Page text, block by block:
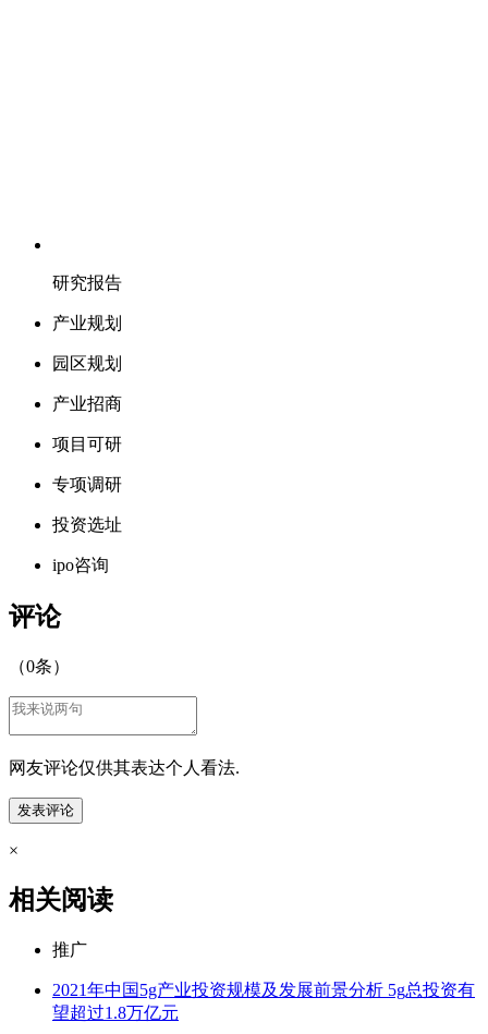
研究报告
产业规划
园区规划
产业招商
项目可研
专项调研
投资选址
ipo咨询
评论
（0条）
网友评论仅供其表达个人看法.
×
相关阅读
推广
2021年中国5g产业投资规模及发展前景分析 5g总投资有
望超过1.8万亿元